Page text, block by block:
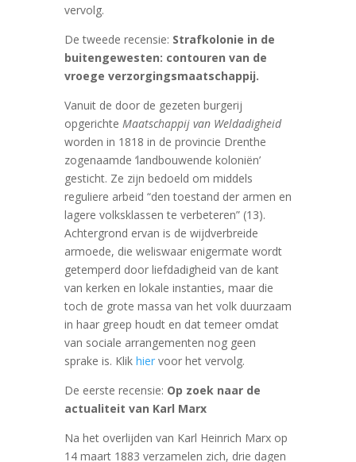
vervolg.
De tweede recensie: Strafkolonie in de
buitengewesten: contouren van de
vroege verzorgingsmaatschappij.
Vanuit de door de gezeten burgerij
opgerichte Maatschappij van Weldadigheid
worden in 1818 in de provincie Drenthe
zogenaamde ‘landbouwende koloniën’
gesticht. Ze zijn bedoeld om middels
reguliere arbeid “den toestand der armen en
lagere volksklassen te verbeteren” (13).
Achtergrond ervan is de wijdverbreide
armoede, die weliswaar enigermate wordt
getemperd door liefdadigheid van de kant
van kerken en lokale instanties, maar die
toch de grote massa van het volk duurzaam
in haar greep houdt en dat temeer omdat
van sociale arrangementen nog geen
sprake is. Klik hiervoor het vervolg.
De eerste recensie: Op zoek naar de
actualiteit van Karl Marx
Na het overlijden van Karl Heinrich Marx op
14 maart 1883 verzamelen zich, drie dagen